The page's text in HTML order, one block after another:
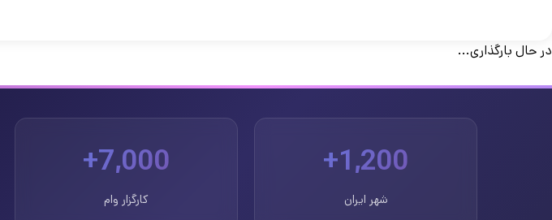
در حال بارگذاری...
1,200+
شهر ایران
7,000+
کارگزار وام